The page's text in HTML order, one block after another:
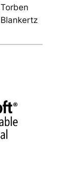
Torben
Blankertz